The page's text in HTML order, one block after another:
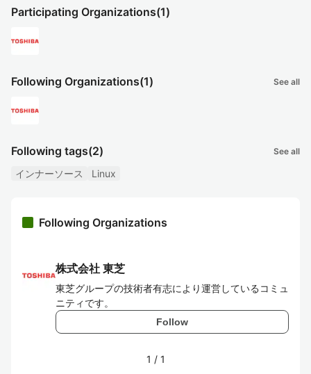
Participating Organizations(1)
Following Organizations(1) See all
Following tags(2) See all
インナーソース Linux
Following Organizations
株式会社 東芝
東芝グループの技術者有志により運営しているコミュ
ニティです。
Follow
1 / 1